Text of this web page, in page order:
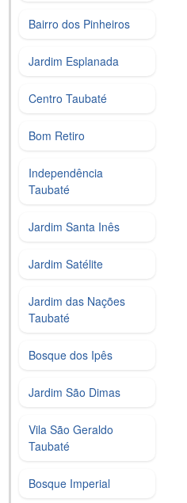
Bairro dos Pinheiros
Jardim Esplanada
Centro Taubaté
Bom Retiro
Independência
Taubaté
Jardim Santa Inês
Jardim Satélite
Jardim das Nações
Taubaté
Bosque dos Ipês
Jardim São Dimas
Vila São Geraldo
Taubaté
Bosque Imperial